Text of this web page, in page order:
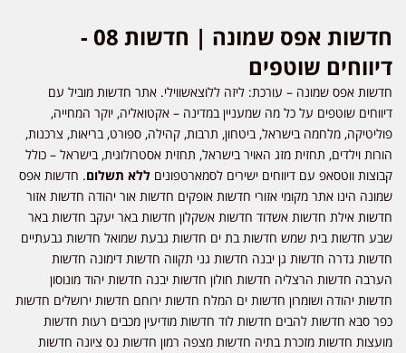
חדשות אפס שמונה | חדשות 08 -
דיווחים שוטפים
חדשות אפס שמונה – עורכת: ליזה ללוצאשווילי. אתר חדשות מוביל עם
דיווחים שוטפים על כל מה שמעניין במדינה – אקטואליה, יוקר המחייה,
פוליטיקה, מלחמה בישראל, ביטחון, תרבות, קהילה, ספורט, בריאות, צרכנות,
הורות וילדים, תחזית מזג האויר בישראל, תחזית אסטרולוגית, בישראל – כולל
קבוצות ווטסאפ עם דיווחים ישירים לסמארטפונים ללא תשלום. חדשות אפס
שמונה הינו אתר מקומי אזורי חדשות אופקים חדשות אור יהודה חדשות אזור
חדשות אילת חדשות אשדוד חדשות אשקלון חדשות באר יעקב חדשות באר
שבע חדשות בית שמש חדשות בת ים חדשות גבעת שמואל חדשות גבעתיים
חדשות גדרה חדשות גן יבנה חדשות גני תקווה חדשות דימונה חדשות
הערבה חדשות הרצליה חדשות חולון חדשות יבנה חדשות יהוד מונוסון
חדשות יהודה ושומרון חדשות ים המלח חדשות ירוחם חדשות ירושלים חדשות
כפר סבא חדשות להבים חדשות לוד חדשות מודיעין מכבים רעות חדשות
מועצות חדשות מזכרת בתיה חדשות מצפה רמון חדשות נס ציונה חדשות